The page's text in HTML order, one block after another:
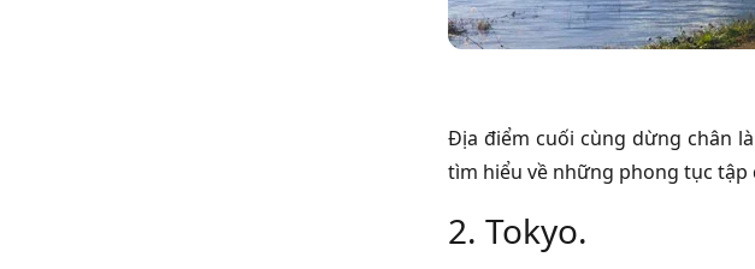
Địa điểm cuối cùng dừng chân
tìm hiểu về những phong tục tập
2. Tokyo.